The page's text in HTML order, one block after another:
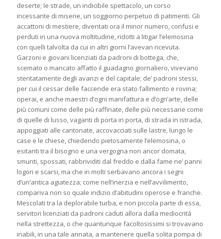
deserte; le strade, un indicibile spettacolo, un corso
incessante di miserie, un soggiorno perpetuo di patimenti. Gli
accattoni di mestiere, diventati ora il minor numero, confusi e
perduti in una nuova moltitudine, ridotti a litigar l’elemosina
con quelli talvolta da cui in altri giorni l’avevan ricevuta.
Garzoni e giovani licenziati da padroni di bottega, che,
scemato o mancato affatto il guadagno giornaliero, vivevano
stentatamente degli avanzi e del capitale; de’ padroni stessi,
per cui il cessar delle faccende era stato fallimento e rovina;
operai, e anche maestri d’ogni manifattura e d’ogn’arte, delle
più comuni come delle più raffinate, delle più necessarie come
di quelle di lusso, vaganti di porta in porta, di strada in istrada,
appoggiati alle cantonate, accovacciati sulle lastre, lungo le
case e le chiese, chiedendo pietosamente l’elemosina, o
esitanti tra il bisogno e una vergogna non ancor domata,
smunti, spossati, rabbrividiti dal freddo e dalla fame ne’ panni
logori e scarsi, ma che in molti serbavano ancora i segni
d’un’antica agiatezza; come nell’inerzia e nell’avvilimento,
compariva non so quale indizio d’abitudini operose e franche.
Mescolati tra la deplorabile turba, e non piccola parte di essa,
servitori licenziati da padroni caduti allora dalla mediocrità
nella strettezza, o che quantunque facoltosissimi si trovavano
inabili, in una tale annata, a mantenere quella solita pompa di